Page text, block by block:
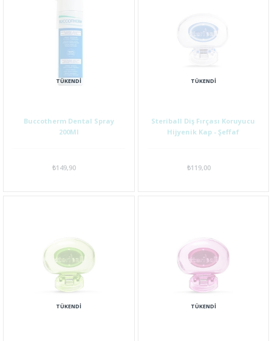
TÜKENDI
Buccotherm Dental Spray
200Ml
₺149,90
TÜKENDI
Steriball Diş Fırçası Koruyucu
Hijyenik Kap - Şeffaf
₺119,00
TÜKENDI TÜKENDI